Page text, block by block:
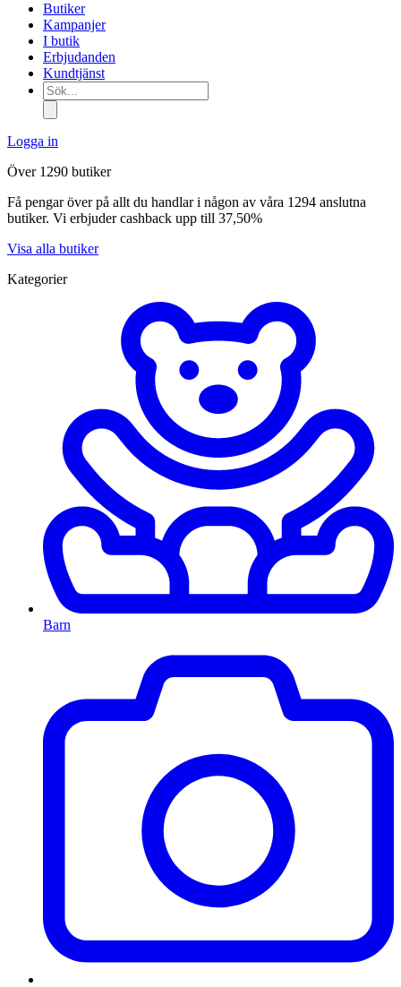
Butiker
Kampanjer
I butik
Erbjudanden
Kundtjänst
Sök...
Logga in
Över 1290 butiker
Få pengar över på allt du handlar i någon av våra 1294 anslutna
butiker. Vi erbjuder cashback upp till 37,50%
Visa alla butiker
Kategorier
Barn